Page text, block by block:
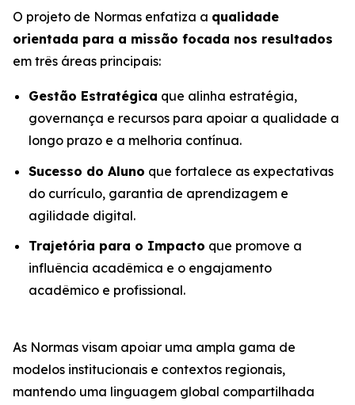
O projeto de Normas enfatiza a qualidade
orientada para a missão focada nos resultados
em três áreas principais:
Gestão Estratégica que alinha estratégia,
governança e recursos para apoiar a qualidade a
longo prazo e a melhoria contínua.
Sucesso do Aluno que fortalece as expectativas
do currículo, garantia de aprendizagem e
agilidade digital.
Trajetória para o Impacto que promove a
influência acadêmica e o engajamento
acadêmico e profissional.
As Normas visam apoiar uma ampla gama de
modelos institucionais e contextos regionais,
mantendo uma linguagem global compartilhada